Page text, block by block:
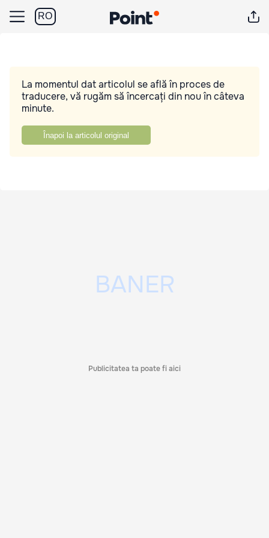
RO
La momentul dat articolul se află în proces de
traducere, vă rugăm să încercați din nou în câteva
minute.
Înapoi la articolul original
Publicitatea ta poate fi aici